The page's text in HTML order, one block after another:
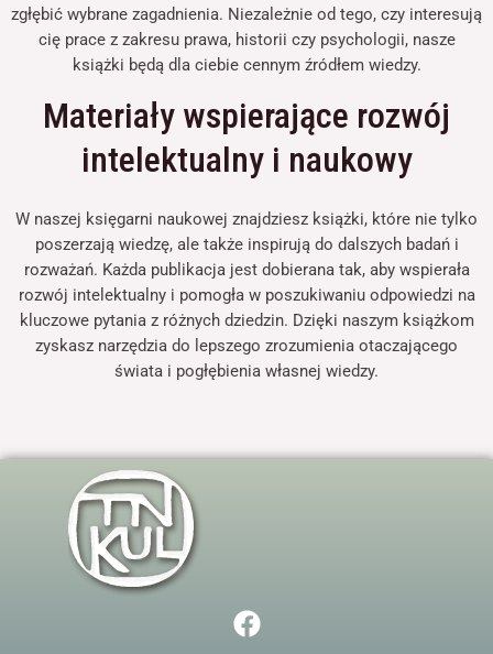
zgłębić wybrane zagadnienia. Niezależnie od tego, czy interesują
cię prace z zakresu prawa, historii czy psychologii, nasze
książki będą dla ciebie cennym źródłem wiedzy.
Materiały wspierające rozwój
intelektualny i naukowy
W naszej księgarni naukowej znajdziesz książki, które nie tylko
poszerzają wiedzę, ale także inspirują do dalszych badań i
rozważań. Każda publikacja jest dobierana tak, aby wspierała
rozwój intelektualny i pomogła w poszukiwaniu odpowiedzi na
kluczowe pytania z różnych dziedzin. Dzięki naszym książkom
zyskasz narzędzia do lepszego zrozumienia otaczającego
świata i pogłębienia własnej wiedzy.
F
a